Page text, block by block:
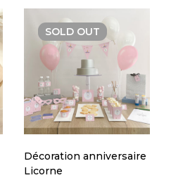
SOLD OUT
Décoration anniversaire
Licorne